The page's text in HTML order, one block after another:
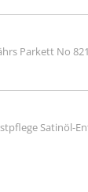
Parkett No
Satinöl-